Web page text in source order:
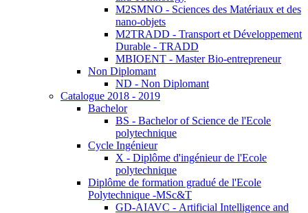
M2SMNO - Sciences des Matériaux et des
nano-objets
M2TRADD - Transport et Développement
Durable - TRADD
MBIOENT - Master Bio-entrepreneur
Non Diplomant
ND - Non Diplomant
Catalogue 2018 - 2019
Bachelor
BS - Bachelor of Science de l'Ecole
polytechnique
Cycle Ingénieur
X - Diplôme d'ingénieur de l'Ecole
polytechnique
Diplôme de formation gradué de l'Ecole
Polytechnique -MSc&T
GD-AIAVC - Artificial Intelligence and